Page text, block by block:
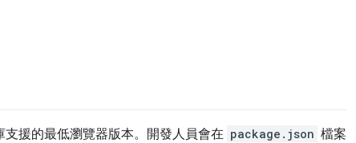
援的最低瀏覽器版本。開發人員會在 package.json 檔案